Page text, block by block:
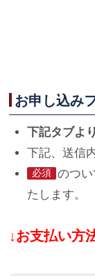
お申し込み
下記タブよ
下記、送信
必須
のつ
たします。
↓お支払い方